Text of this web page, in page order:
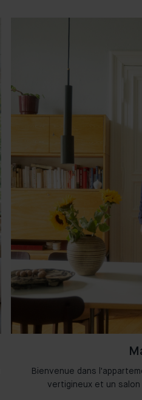
Bienvenue dans
vertigineux et un